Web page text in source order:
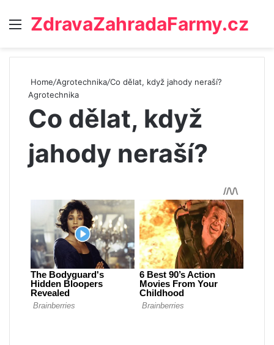
Menu
ZdravaZahradaFarmy.cz
Home/Agrotechnika/Co dělat, když jahody neraší?
Agrotechnika
Co dělat, když
jahody neraší?